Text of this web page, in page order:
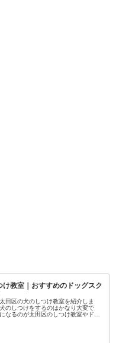
け教室｜おすすめのドッグスク
田区の犬のしつけ教室を紹介しま
のしつけをするのはかなり大変で
なるのが太田区のしつけ教室やドッ